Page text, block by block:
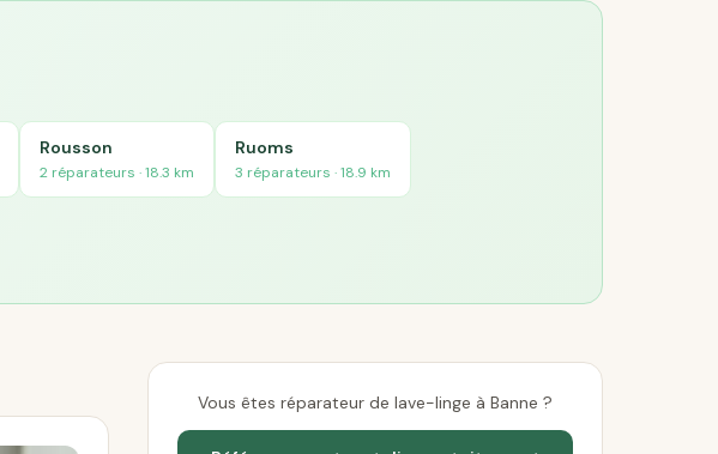
Rousson
2 réparateurs · 18.3 km
Ruoms
3 réparateurs · 18.9 km
Vous êtes réparateur de lave-linge à Banne ?